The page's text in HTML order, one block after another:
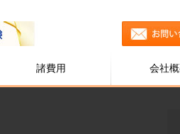
諸費用 会社